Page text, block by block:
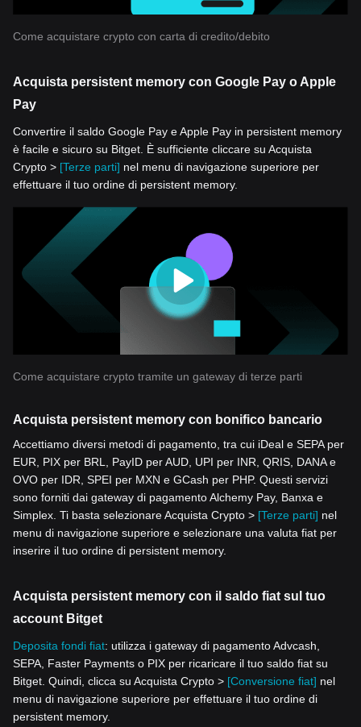
Come acquistare crypto con carta di credito/debito
Acquista persistent memory con Google Pay o Apple
Pay
Convertire il saldo Google Pay e Apple Pay in persistent memory
è facile e sicuro su Bitget. È sufficiente cliccare su Acquista
Crypto > [Terze parti] nel menu di navigazione superiore per
effettuare il tuo ordine di persistent memory.
Come acquistare crypto tramite un gateway di terze parti
Acquista persistent memory con bonifico bancario
Accettiamo diversi metodi di pagamento, tra cui iDeal e SEPA per
EUR, PIX per BRL, PayID per AUD, UPI per INR, QRIS, DANA e
OVO per IDR, SPEI per MXN e GCash per PHP. Questi servizi
sono forniti dai gateway di pagamento Alchemy Pay, Banxa e
Simplex. Ti basta selezionare Acquista Crypto > [Terze parti] nel
menu di navigazione superiore e selezionare una valuta fiat per
inserire il tuo ordine di persistent memory.
Acquista persistent memory con il saldo fiat sul tuo
account Bitget
Deposita fondi fiat: utilizza i gateway di pagamento Advcash,
SEPA, Faster Payments o PIX per ricaricare il tuo saldo fiat su
Bitget. Quindi, clicca su Acquista Crypto > [Conversione fiat] nel
menu di navigazione superiore per effettuare il tuo ordine di
persistent memory.